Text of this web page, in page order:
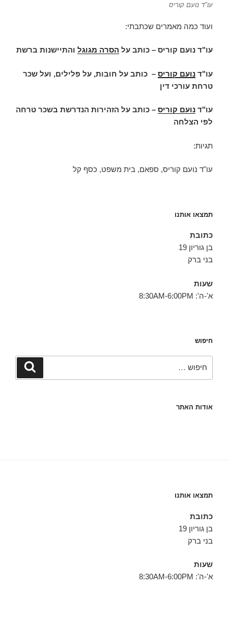
עו"ד נועם קוריס
ועוד כמה מאמרים שכתבתי:
עו"ד נועם קוריס – כותב על הסרה מגוגל והתיישנות ברשת
עו"ד נועם קוריס – כותב על חובות, על פלילים, ועל שכר
טרחת עורכי דין
עו"ד נועם קוריס – כותב על הזהירות הנדרשת בשכר טרחה
לפי הצלחה
תגיות:
עו"ד נועם קוריס, ספאם, בית משפט, כסף קל
תמצאו אותנו
כתובת
בן גוריון 19
בני ברק
שעות
א'-ה': 8:30AM-6:00PM
חיפוש
חיפוש
אודות האתר
תמצאו אותנו
כתובת
בן גוריון 19
בני ברק
שעות
א'-ה': 8:30AM-6:00PM